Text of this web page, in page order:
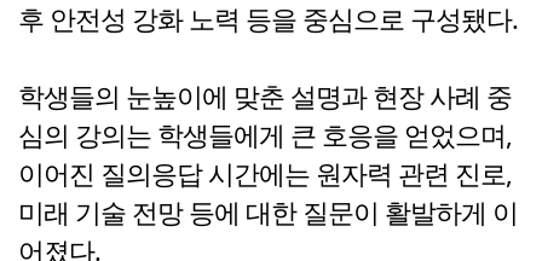
후 안전성 강화 노력 등을 중심으로 구성됐다.
학생들의 눈높이에 맞춘 설명과 현장 사례 중
심의 강의는 학생들에게 큰 호응을 얻었으며,
이어진 질의응답 시간에는 원자력 관련 진로,
미래 기술 전망 등에 대한 질문이 활발하게 이
어졌다.